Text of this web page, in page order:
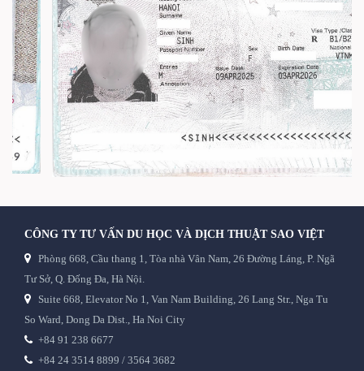
CÔNG TY TƯ VẤN DU HỌC VÀ DỊCH THUẬT SAO VIỆT
Phòng 668, Cầu thang 1, Tòa nhà Vân Nam, 26 Đường Láng, P. Ngã
Tư Sở, Q. Đống Đa, Hà Nội.
Suite 668, Elevator No 1, Van Nam Building, 26 Lang Str., Nga Tu
So Ward, Dong Da Dist., Ha Noi City
+84 91 238 6677
+84 24 3514 8899 / 3564 3682